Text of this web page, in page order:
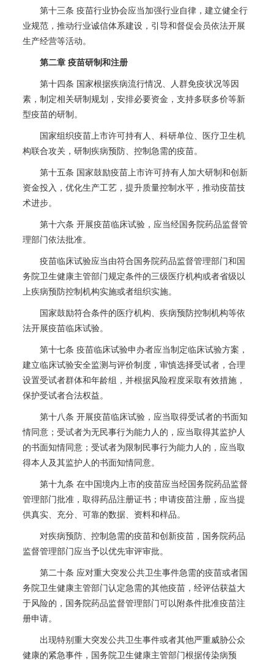
第十三条 疫苗行业协会应当加强行业自律，建立健全行
业规范，推动行业诚信体系建设，引导和督促会员依法开展
生产经营等活动。
第二章 疫苗研制和注册
第十四条 国家根据疾病流行情况、人群免疫状况等因
素，制定相关研制规划，安排必要资金，支持多联多价等新
型疫苗的研制。
国家组织疫苗上市许可持有人、科研单位、医疗卫生机
构联合攻关，研制疾病预防、控制急需的疫苗。
第十五条 国家鼓励疫苗上市许可持有人加大研制和创新
资金投入，优化生产工艺，提升质量控制水平，推动疫苗技
术进步。
第十六条 开展疫苗临床试验，应当经国务院药品监督管
理部门依法批准。
疫苗临床试验应当由符合国务院药品监督管理部门和国
务院卫生健康主管部门规定条件的三级医疗机构或者省级以
上疾病预防控制机构实施或者组织实施。
国家鼓励符合条件的医疗机构、疾病预防控制机构等依
法开展疫苗临床试验。
第十七条 疫苗临床试验申办者应当制定临床试验方案，
建立临床试验安全监测与评价制度，审慎选择受试者，合理
设置受试者群体和年龄组，并根据风险程度采取有效措施，
保护受试者合法权益。
第十八条 开展疫苗临床试验，应当取得受试者的书面知
情同意；受试者为无民事行为能力人的，应当取得其监护人
的书面知情同意；受试者为限制民事行为能力人的，应当取
得本人及其监护人的书面知情同意。
第十九条 在中国境内上市的疫苗应当经国务院药品监督
管理部门批准，取得药品注册证书；申请疫苗注册，应当提
供真实、充分、可靠的数据、资料和样品。
对疾病预防、控制急需的疫苗和创新疫苗，国务院药品
监督管理部门应当予以优先审评审批。
第二十条 应对重大突发公共卫生事件急需的疫苗或者国
务院卫生健康主管部门认定急需的其他疫苗，经评估获益大
于风险的，国务院药品监督管理部门可以附条件批准疫苗注
册申请。
出现特别重大突发公共卫生事件或者其他严重威胁公众
健康的紧急事件，国务院卫生健康主管部门根据传染病预